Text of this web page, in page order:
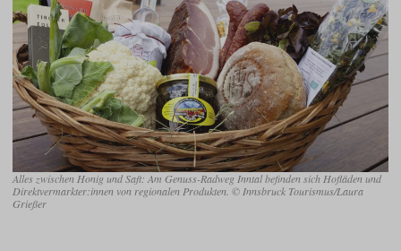
Alles zwischen Honig und Saft: Am Genuss-Radweg Inntal befinden sich Hofläden und
Direktvermarkter:innen von regionalen Produkten. © Innsbruck Tourismus/Laura
Grießer